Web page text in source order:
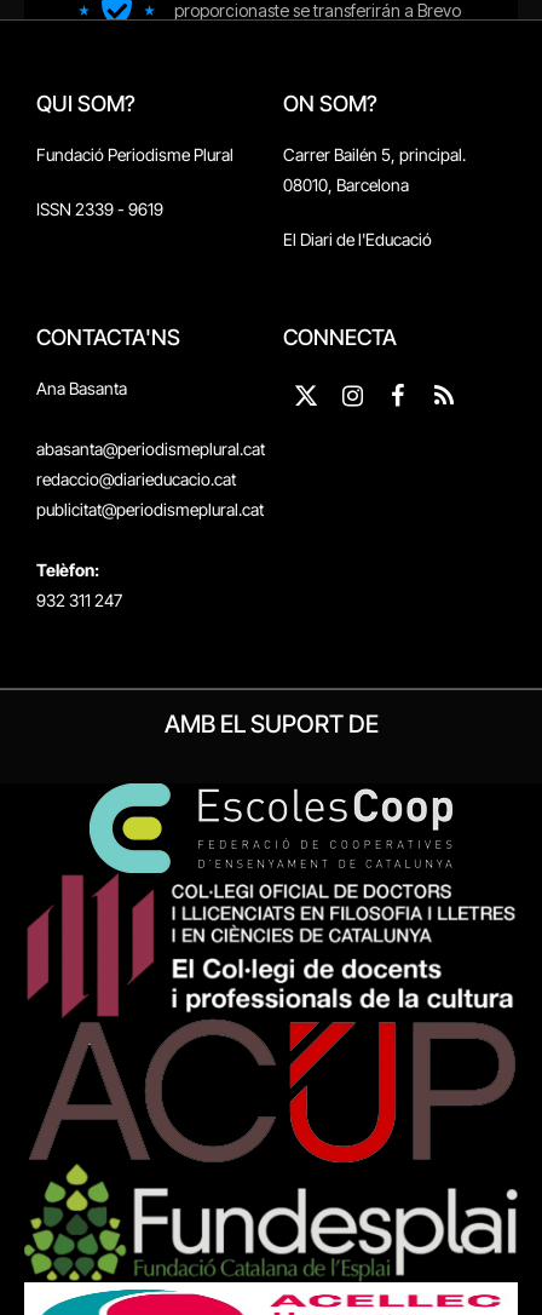
QUI SOM?
Fundació Periodisme Plural
ISSN 2339 - 9619
ON SOM?
Carrer Bailén 5, principal.
08010, Barcelona
El Diari de l'Educació
CONTACTA'NS
Ana Basanta
abasanta@periodismeplural.cat
redaccio@diarieducacio.cat
publicitat@periodismeplural.cat
Telèfon:
932 311 247
CONNECTA
X
Instagram
Facebook
RSS
AMB EL SUPORT DE